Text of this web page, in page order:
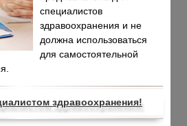
специалистов
здравоохранения и не
должна использоваться
для самостоятельной
здравоохранения!